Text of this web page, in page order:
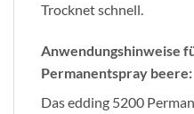
Trocknet schnell.
Anwendungshinweise
Permanentspray beere:
Das edding 5200